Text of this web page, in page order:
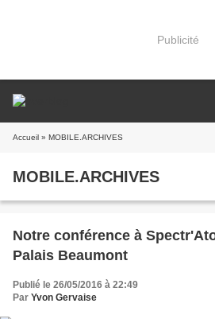
Publicité
Accueil » MOBILE.ARCHIVES
MOBILE.ARCHIVES
Notre conférence à
Palais Beaumont
Publié le 26/05/2016 à 22:49
Par Yvon Gervaise